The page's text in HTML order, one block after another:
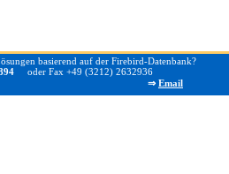
basierend auf der Firebird-Datenbank?
oder Fax +49 (3212) 2632936
Email